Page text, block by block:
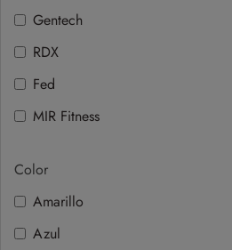
Gentech
RDX
Fed
MIR Fitness
Color
Amarillo
Azul